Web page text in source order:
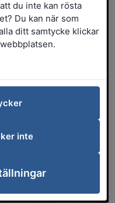
till PR
upp sitt avtal
att ta emot
du inte kan rösta
Du kan när som
ditt samtycke klickar
inte